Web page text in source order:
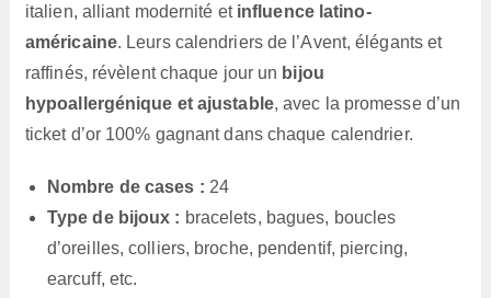
italien, alliant modernité et influence latino-
américaine. Leurs calendriers de l’Avent, élégants et
raffinés, révèlent chaque jour un bijou
hypoallergénique et ajustable, avec la promesse d’un
ticket d’or 100% gagnant dans chaque calendrier.
Nombre de cases : 24
Type de bijoux : bracelets, bagues, boucles
d’oreilles, colliers, broche, pendentif, piercing,
earcuff, etc.